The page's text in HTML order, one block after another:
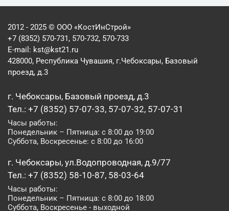
2012 - 2025 © ООО «КостИнСтрой»
+7 (8352) 570-731, 570-732, 570-733
E-mail: kst@kst21.ru
428000, Республика Чувашия, г.Чебоксары, Базовый
проезд, д.3
г. Чебоксары, Базовый проезд, д.3
Тел.: +7 (8352) 57-07-33, 57-07-32, 57-07-31
Часы работы:
Понедельник – Пятница: с 8:00 до 19:00
Суббота, Воскресенье: с 8:00 до 16:00
г. Чебоксары, ул.Водопроводная, д.9/77
Тел.: +7 (8352) 58-10-87, 58-03-64
Часы работы:
Понедельник – Пятница: с 8:00 до 18:00
Суббота, Воскресенье - выходной